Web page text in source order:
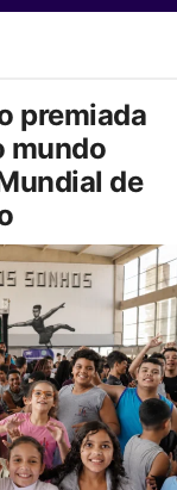
premiada
mundo
de